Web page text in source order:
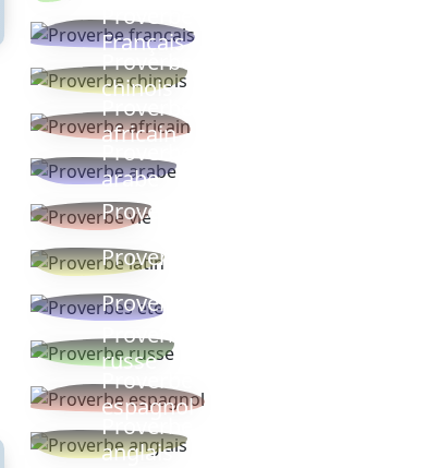
Proverbe
Français
Proverbe
chinois
Proverbe
africain
Proverbe
arabe
Proverbe vie
Proverbe latin
Proverbes ete
Proverbe
russe
Proverbe
espagnol
Proverbe
anglais